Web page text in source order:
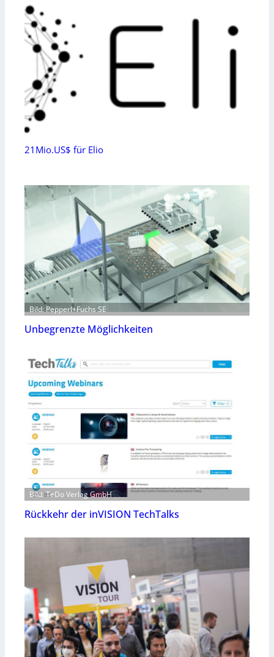
21Mio.US$ für Elio
Bild: Pepperl+Fuchs SE
Unbegrenzte Möglichkeiten
Bild: TeDo Verlag GmbH
Rückkehr der inVISION TechTalks